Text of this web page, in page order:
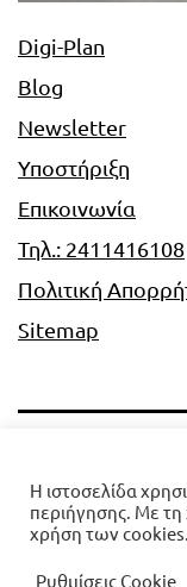
Digi-Plan
Blog
Newsletter
Υποστήριξη
Επικοινωνία
Τηλ.: 2411416108
Πολιτική
Sitemap
Πολιτική
Η ιστοσελίδα
περιήγησης. Με
χρήση των cookies.
Ρυθμίσεις Cookie